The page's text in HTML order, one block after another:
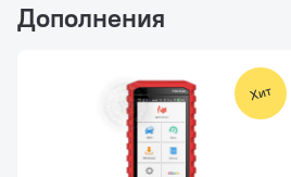
Дополнения